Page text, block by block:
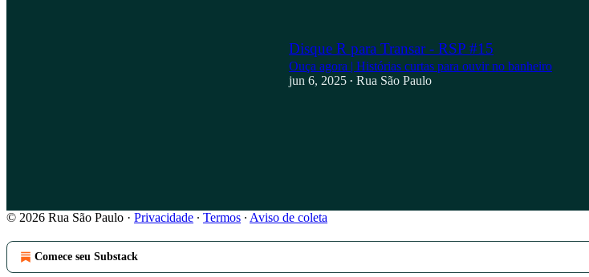
Disque R para Transar - RSP #15
Ouça agora | Histórias curtas para ouvir no banheiro
jun 6, 2025 • Rua São Paulo
© 2026 Rua São Paulo · Privacidade ∙ Termos ∙ Aviso de coleta
Comece seu Substack